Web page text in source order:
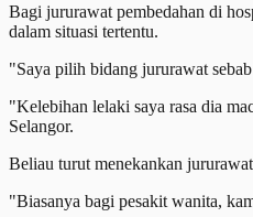
Bagi jururawat pembedahan di
dalam situasi tertentu.
"Saya pilih bidang jururawat
"Kelebihan lelaki saya rasa dia
Selangor.
Beliau turut menekankan
"Biasanya bagi pesakit wanita,